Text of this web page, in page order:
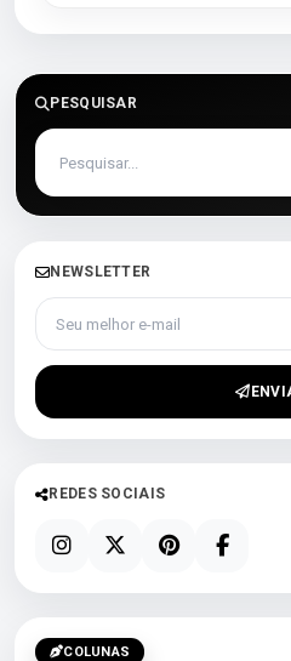
PESQUISAR
NEWSLETTER
Seu melhor e-mail
REDES SOCIAIS
COLUNAS